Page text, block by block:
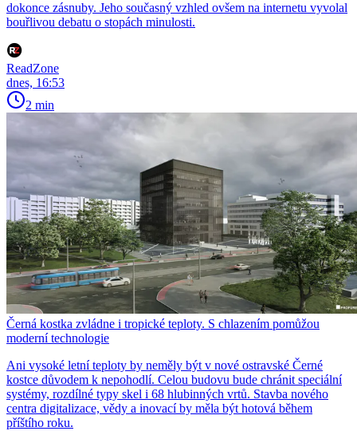
dokonce zásnuby. Jeho současný vzhled ovšem na internetu vyvolal
bouřlivou debatu o stopách minulosti.
ReadZone
dnes, 16:53
2 min
Černá kostka zvládne i tropické teploty. S chlazením pomůžou
moderní technologie
Ani vysoké letní teploty by neměly být v nové ostravské Černé
kostce důvodem k nepohodlí. Celou budovu bude chránit speciální
systémy, rozdílné typy skel i 68 hlubinných vrtů. Stavba nového
centra digitalizace, vědy a inovací by měla být hotová během
příštího roku.